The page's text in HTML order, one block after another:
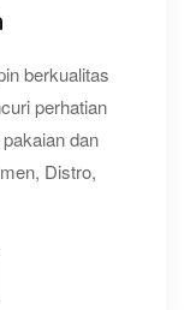
berkualitas
perhatian
dan
Distro,